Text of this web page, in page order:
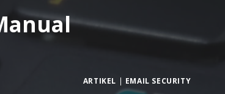
ARTIKEL | EMAIL SECURITY